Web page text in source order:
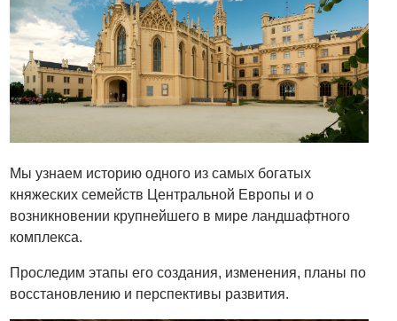
Мы узнаем историю одного из самых богатых
княжеских семейств Центральной Европы и о
возникновении крупнейшего в мире ландшафтного
комплекса.
Проследим этапы его создания, изменения, планы по
восстановлению и перспективы развития.